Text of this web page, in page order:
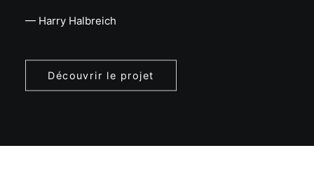
— Harry Halbreich
Découvrir le projet